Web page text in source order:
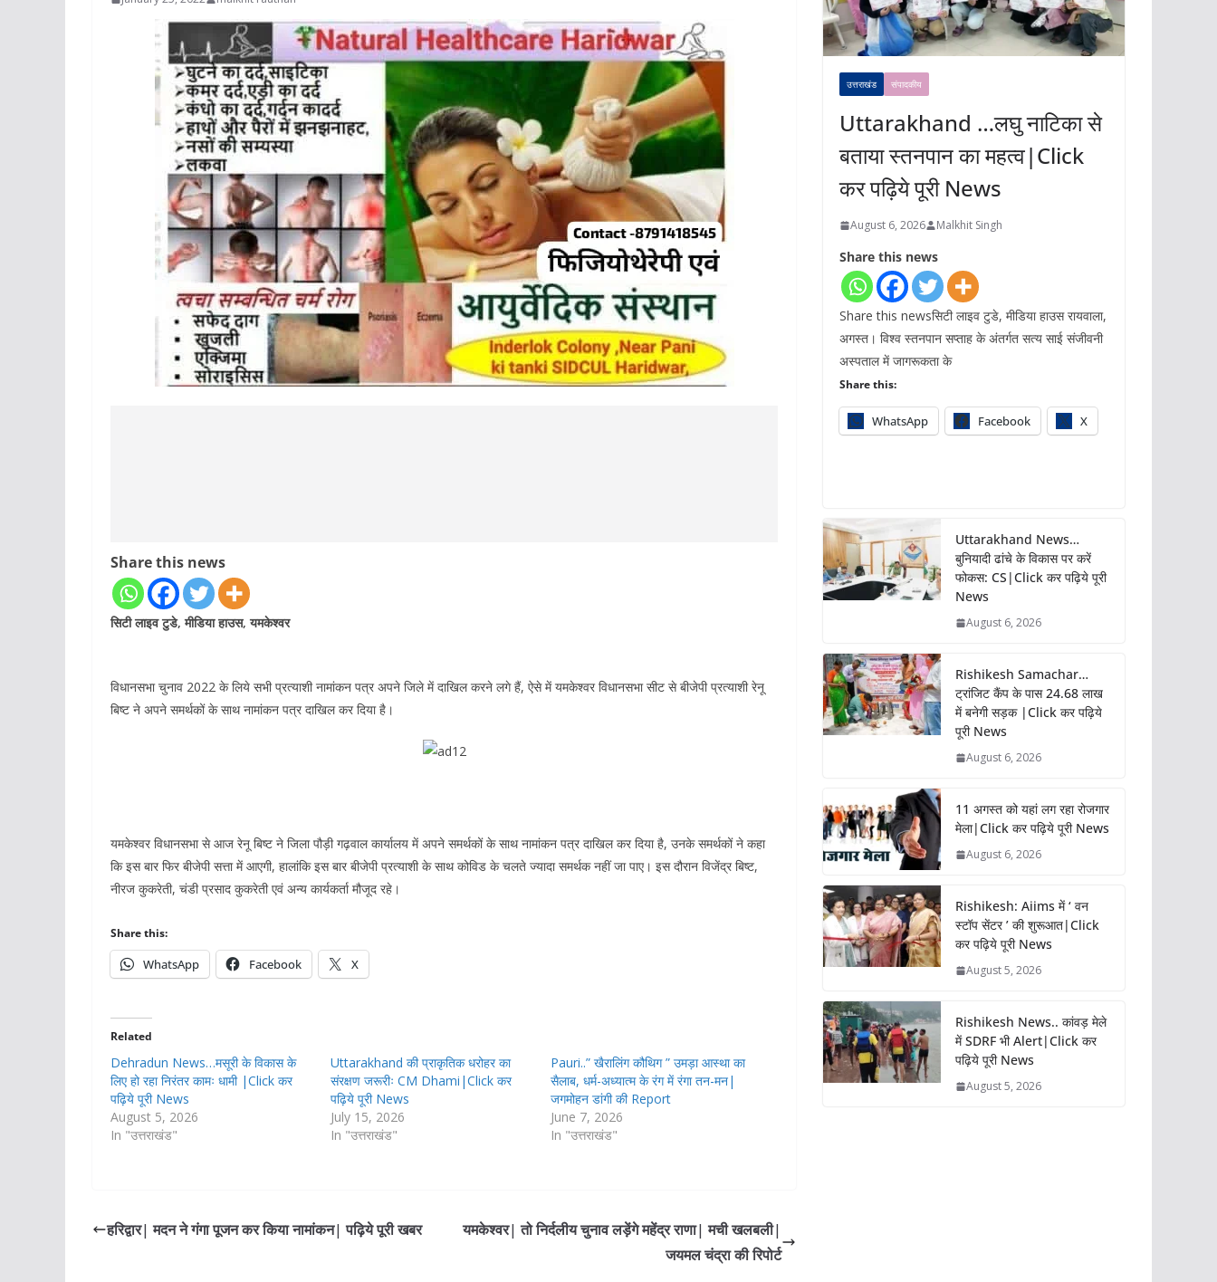
Share this news
सिटी लाइव टुडे, मीडिया हाउस, यमकेश्वर
विधानसभा चुनाव 2022 के लिये सभी प्रत्याशी नामांकन पत्र अपने जिले में दाखिल करने लगे हैं, ऐसे में यमकेश्वर विधानसभा सीट से बीजेपी प्रत्याशी रेनू
बिष्ट ने अपने समर्थकों के साथ नामांकन पत्र दाखिल कर दिया है।
यमकेश्वर विधानसभा से आज रेनू बिष्ट ने जिला पौड़ी गढ़वाल कार्यालय में अपने समर्थकों के साथ नामांकन पत्र दाखिल कर दिया है, उनके समर्थकों ने कहा
कि इस बार फिर बीजेपी सत्ता में आएगी, हालांकि इस बार बीजेपी प्रत्याशी के साथ कोविड के चलते ज्यादा समर्थक नहीं जा पाए। इस दौरान विजेंद्र बिष्ट,
नीरज कुकरेती, चंडी प्रसाद कुकरेती एवं अन्य कार्यकर्ता मौजूद रहे।
Share this:
WhatsApp Facebook X
Related
Dehradun News…मसूरी के विकास के
लिए हो रहा निरंतर कामः धामी |Click कर
पढ़िये पूरी News
August 5, 2026
In "उत्तराखंड"
Uttarakhand की प्राकृतिक धरोहर का
संरक्षण जरूरीः CM Dhami|Click कर
पढ़िये पूरी News
July 15, 2026
In "उत्तराखंड"
Pauri..” खैरालिंग कौथिग ” उमड़ा आस्था का
सैलाब, धर्म-अध्यात्म के रंग में रंगा तन-मन|
जगमोहन डांगी की Report
June 7, 2026
In "उत्तराखंड"
हरिद्वार| मदन ने गंगा पूजन कर किया नामांकन| पढ़िये पूरी खबर
यमकेश्वर| तो निर्दलीय चुनाव लड़ेंगे महेंद्र राणा| मची खलबली|
जयमल चंद्रा की रिपोर्ट
उत्तराखंड संपादकीय
Uttarakhand …लघु नाटिका से
बताया स्तनपान का महत्व|Click
कर पढ़िये पूरी News
August 6, 2026 Malkhit Singh
Share this news
Share this newsसिटी लाइव टुडे, मीडिया हाउस रायवाला,
अगस्त। विश्व स्तनपान सप्ताह के अंतर्गत सत्य साई संजीवनी
अस्पताल में जागरूकता के
Share this:
WhatsApp Facebook X
Uttarakhand News…
बुनियादी ढांचे के विकास पर करें
फोकस: CS|Click कर पढ़िये पूरी
News
August 6, 2026
Rishikesh Samachar…
ट्रांजिट कैंप के पास 24.68 लाख
में बनेगी सड़क |Click कर पढ़िये
पूरी News
August 6, 2026
11 अगस्त को यहां लग रहा रोजगार
मेला|Click कर पढ़िये पूरी News
August 6, 2026
Rishikesh: Aiims में ‘ वन
स्टॉप सेंटर ’ की शुरूआत|Click
कर पढ़िये पूरी News
August 5, 2026
Rishikesh News.. कांवड़ मेले
में SDRF भी Alert|Click कर
पढ़िये पूरी News
August 5, 2026